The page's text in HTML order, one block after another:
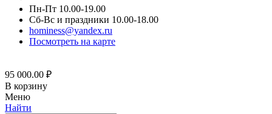
Пн-Пт 10.00-19.00
Сб-Вс и праздники 10.00-18.00
hominess@yandex.ru
Посмотреть на карте
95 000.00 ₽
В корзину
Меню
Найти